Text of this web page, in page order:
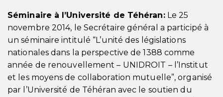
Séminaire à l’Université de Téhéran:Le 25
novembre 2014, le Secrétaire général a participé à
un séminaire intitulé “L’unité des législations
nationales dans la perspective de 1388 comme
année de renouvellement – UNIDROIT – l’Institut
et les moyens de collaboration mutuelle”, organisé
par l’Université de Téhéran avec le soutien du